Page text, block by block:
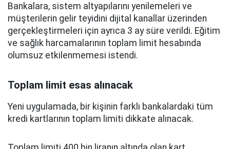
Bankalara, sistem altyapılarını yenilemeleri ve
müşterilerin gelir teyidini dijital kanallar üzerinden
gerçekleştirmeleri için ayrıca 3 ay süre verildi. Eğitim
ve sağlık harcamalarının toplam limit hesabında
olumsuz etkilenmemesi istendi.
Toplam limit esas alınacak
Yeni uygulamada, bir kişinin farklı bankalardaki tüm
kredi kartlarının toplam limiti dikkate alınacak.